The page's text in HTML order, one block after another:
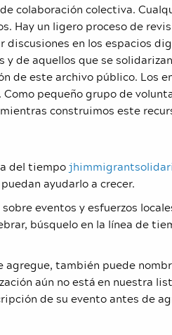
colaboración colectiva.
Hay un ligero proceso de
en los espacios
de aquellos que se
de este archivo público. Los
pequeño grupo de
construimos este
del tiempo
ayudarlo a crecer.
eventos y esfuerzos
búsquelo en la línea de
agregue, también puede
aún no está en nuestra
de su evento antes de